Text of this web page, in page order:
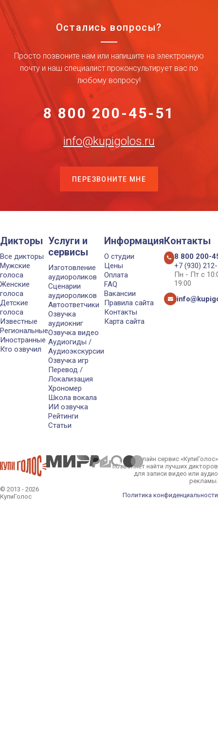
Остались вопросы?
Просто позвоните нам или напишите на электронную
почту и наш специалист проконсультирует вас по
любому вопросу!
8 800 200-45-51
info@kupigolos.ru
ПЕРЕЗВОНИТЕ МНЕ
Дикторы
Все дикторы
Мужские
голоса
Женские
голоса
Детские
голоса
Известные
Региональные
Иностранные
Кто озвучил
Услуги и
сервисы
Изготовление
аудиороликов
Сценарии
аудиороликов
Автоответчики
Озвучка
аудиокниг
Озвучка видео
Аудиогиды /
Аудиоэкскурсии
Озвучка игр
Перевод /
Локализация
Хрономер
Школа вокала
ИИ озвучка
Рейтинги
Статьи
Информация
О студии
Цены
Оплата
FAQ
Вакансии
Правила сайта
Контакты
Карта сайта
Контакты
8 800 200-
+7 (930)
Пн - Пт с
19:00
© 2013 - 2026
КупиГолос
Онлайн сервис «КупиГолос»
позволяет найти лучших дикторов
для записи видео или аудио
рекламы.
Политика конфиденциальности